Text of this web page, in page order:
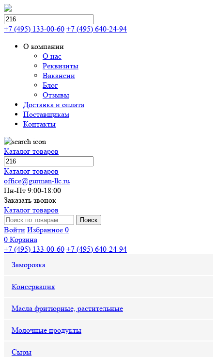
+7 (495) 133-00-60 +7 (495) 640-24-94
О компании
О нас
Реквизиты
Вакансии
Блог
Отзывы
Доставка и оплата
Поставщикам
Контакты
Каталог товаров
Каталог товаров
office@gurman-llc.ru
Пн-Пт 9:00-18:00
Заказать звонок
Каталог товаров
Войти Избранное 0
0 Корзина
+7 (495) 133-00-60 +7 (495) 640-24-94
Заморозка
Консервация
Масла фритюрные, растительные
Молочные продукты
Сыры